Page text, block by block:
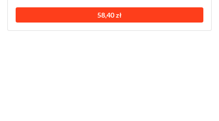
58,40 zł